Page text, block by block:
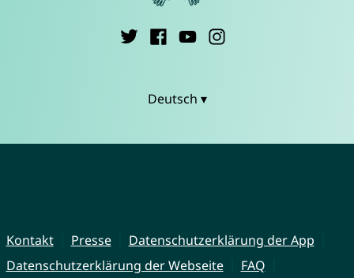
Deutsch ▾
Kontakt Presse
Datenschutzerklärung der App
Datenschutzerklärung der Webseite
FAQ